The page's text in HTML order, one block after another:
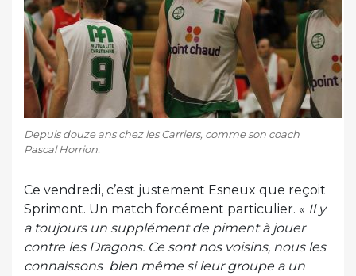
Depuis douze ans chez les Carriers, comme son coach
Pascal Horrion.
Ce vendredi, c’est justement Esneux que reçoit
Sprimont. Un match forcément particulier. « Il y
a toujours un supplément de piment à jouer
contre les Dragons. Ce sont nos voisins, nous les
connaissons bien même si leur groupe a un